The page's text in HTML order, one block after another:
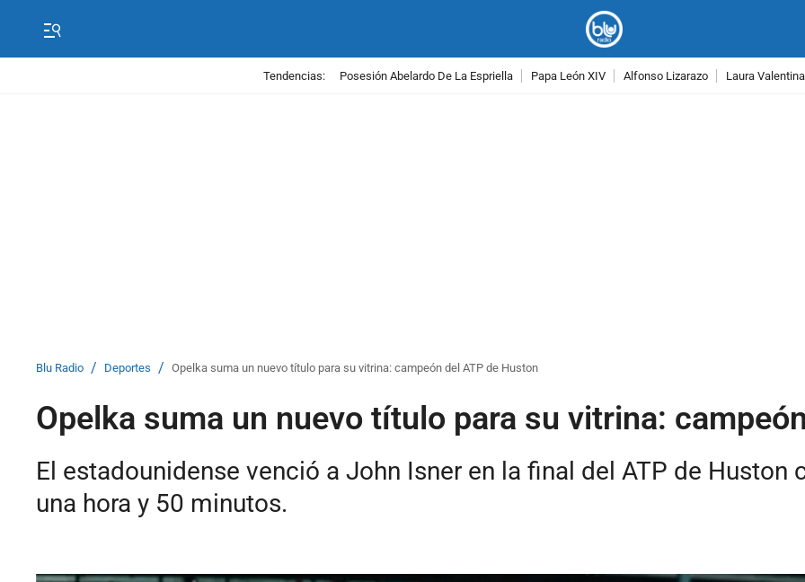
Tendencias: Posesión Abelardo De La Espriella Papa León XIV Alfonso Lizarazo Laura
Blu Radio / Deportes / Opelka suma un nuevo título para su vitrina: campeón del ATP de Huston
Opelka suma un nuevo título para su vitrina:
El estadounidense venció a John Isner en la final del ATP de Huston
una hora y 50 minutos.